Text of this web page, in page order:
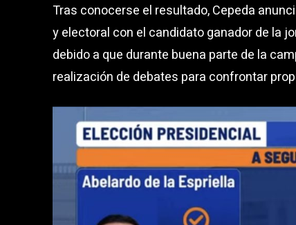
Tras conocerse el resultado, Cepeda
y electoral con el candidato ganador de la
debido a que durante buena parte de la
realización de debates para confrontar